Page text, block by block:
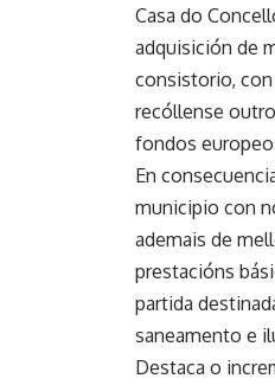
Casa do
adquisición de
consistorio,
recóllense
fondos
En
municipio con
ademais de
prestacións
partida
saneamento e
Destaca o